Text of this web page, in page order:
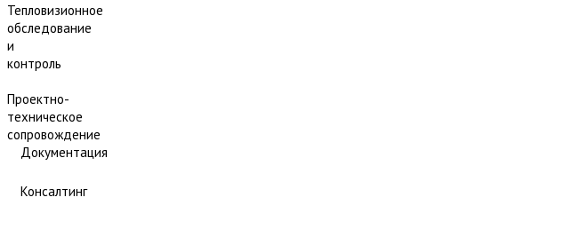
Тепловизионное
обследование
и
контроль
Проектно-
техническое
сопровождение
Документация
Консалтинг